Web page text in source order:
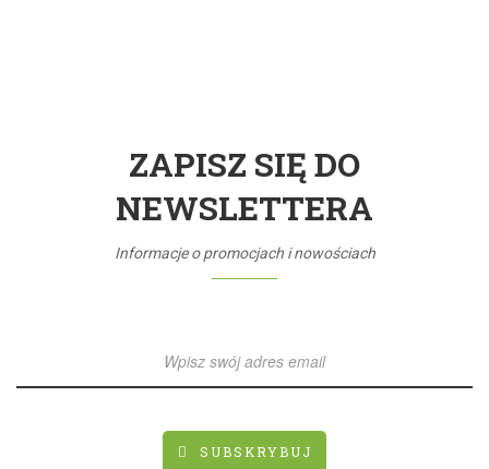
ZAPISZ SIĘ DO
NEWSLETTERA
Informacje o promocjach i nowościach
SUBSKRYBUJ